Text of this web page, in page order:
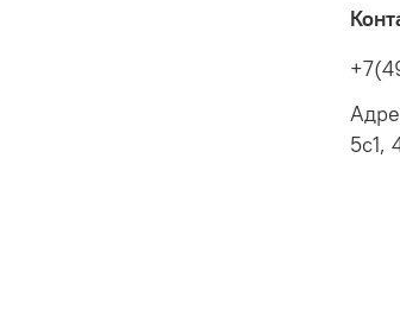
5с1,